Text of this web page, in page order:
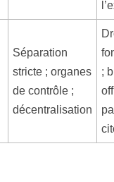
Séparation
stricte ; organes
de contrôle ;
décentralisation
;